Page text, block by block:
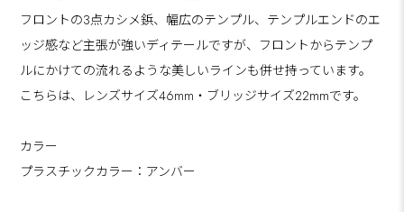
フロントの3点カシメ鋲、幅広のテンプル、テンプルエンドのエ
ッジ感など主張が強いディテールですが、フロントからテンプ
ルにかけての流れるような美しいラインも併せ持っています。
こちらは、レンズサイズ46mm・ブリッジサイズ22mmです。
カラー
プラスチックカラー：アンバー